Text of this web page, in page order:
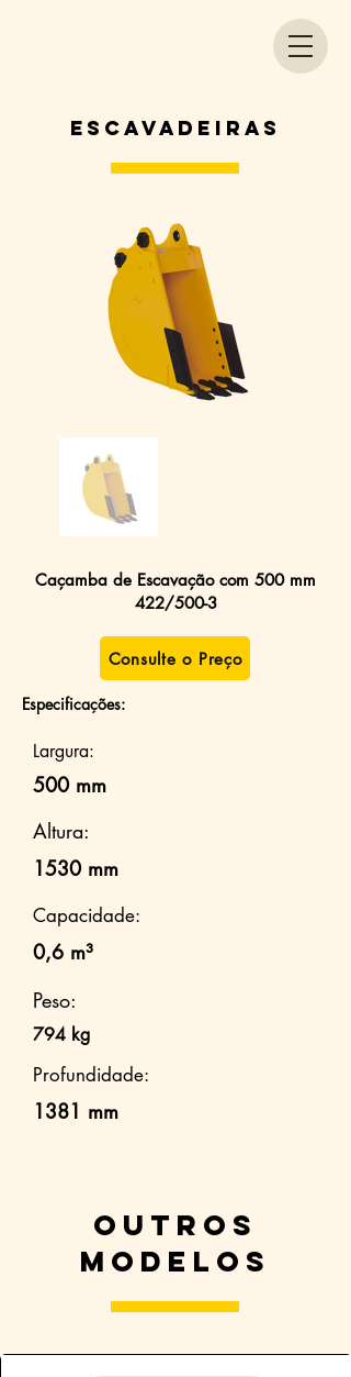
escavadeiras
Caçamba de Escavação com 500 mm
422/500-3
Consulte o Preço
Especificações:
Largura:
500 mm
Altura:
1530 mm
Capacidade:
0,6 m³
Peso:
794 kg
Profundidade:
1381 mm
Outros
modelos